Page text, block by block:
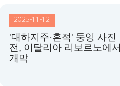
2025-11-12
'대하지주·흔적' 둥잉 사진
전, 이탈리아 리보르노에서
개막